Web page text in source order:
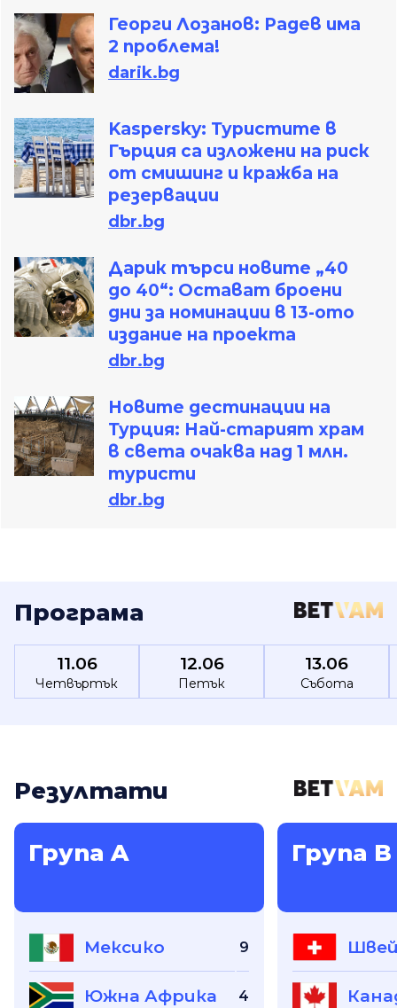
Георги Лозанов: Радев има
2 проблема!
darik.bg
Kaspersky: Туристите в
Гърция са изложени на риск
от смишинг и кражба на
резервации
dbr.bg
Дарик търси новите „40
до 40“: Остават броени
дни за номинации в 13-ото
издание на проекта
dbr.bg
Новите дестинации на
Турция: Най-старият храм
в света очаква над 1 млн.
туристи
dbr.bg
Програма
11.06
Четвъртък
12.06
Петък
13.06
Събота
Резултати
Група A
Мексико 9
Южна Африка 4
Група B